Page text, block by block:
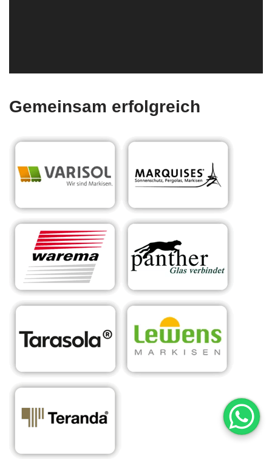
Gemeinsam erfolgreich